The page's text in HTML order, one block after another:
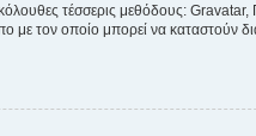
τέσσερις μεθόδους:
με τον οποίο μπορεί να καταστούν